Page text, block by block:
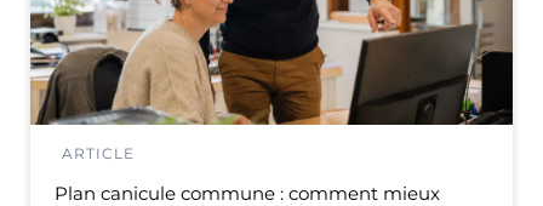
ARTICLE
Plan canicule commune : comment mieux